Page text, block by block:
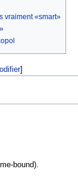
vraiment «smart»
]
bound).